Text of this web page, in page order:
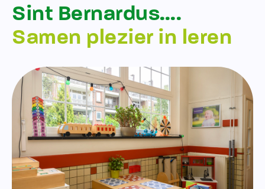
Sint Bernardus….
Samen plezier in leren